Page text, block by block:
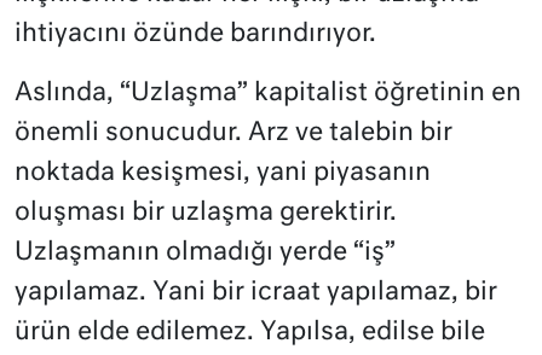
ihtiyacını özünde barındırıyor.
Aslında, “Uzlaşma” kapitalist öğretinin en
önemli sonucudur. Arz ve talebin bir
noktada kesişmesi, yani piyasanın
oluşması bir uzlaşma gerektirir.
Uzlaşmanın olmadığı yerde “iş”
yapılamaz. Yani bir icraat yapılamaz, bir
ürün elde edilemez. Yapılsa, edilse bile